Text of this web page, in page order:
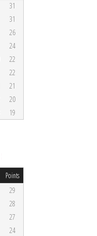
31
31
26
24
22
22
21
20
19
Points
29
28
27
24